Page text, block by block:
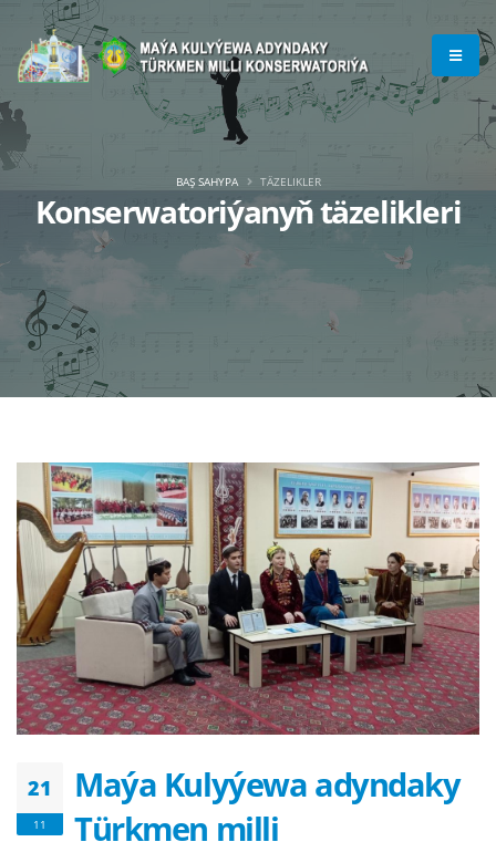
Konserwatoriýanyň täzelikleri
BAŞ SAHYPA TÄZELIKLER
21
11
Maýa Kulyýewa adyndaky
Türkmen milli